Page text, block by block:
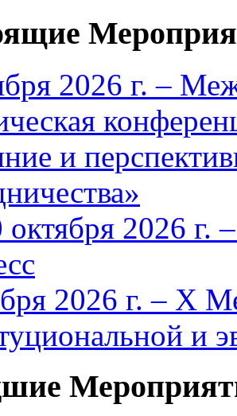
2026 г. –
и
октября 2026 г.
2026 г. – X
и